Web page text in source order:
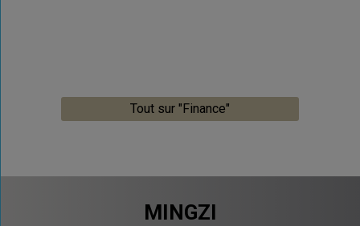
Tout sur "Finance"
MINGZI